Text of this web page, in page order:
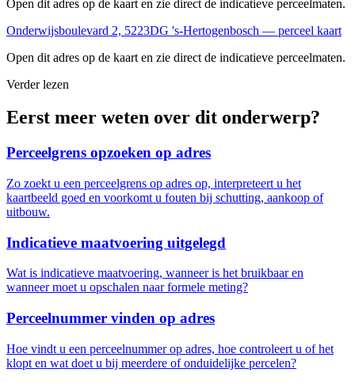
Open dit adres op de kaart en zie direct de indicatieve perceelmaten.
Onderwijsboulevard 2, 5223DG 's-Hertogenbosch — perceel kaart
Open dit adres op de kaart en zie direct de indicatieve perceelmaten.
Verder lezen
Eerst meer weten over dit onderwerp?
Perceelgrens opzoeken op adres
Zo zoekt u een perceelgrens op adres op, interpreteert u het
kaartbeeld goed en voorkomt u fouten bij schutting, aankoop of
uitbouw.
Indicatieve maatvoering uitgelegd
Wat is indicatieve maatvoering, wanneer is het bruikbaar en
wanneer moet u opschalen naar formele meting?
Perceelnummer vinden op adres
Hoe vindt u een perceelnummer op adres, hoe controleert u of het
klopt en wat doet u bij meerdere of onduidelijke percelen?